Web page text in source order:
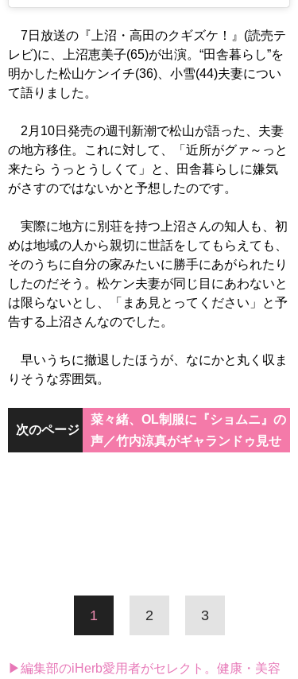
7日放送の『上沼・高田のクギズケ！』(読売テ
レビ)に、上沼恵美子(65)が出演。“田舎暮らし”を
明かした松山ケンイチ(36)、小雪(44)夫妻につい
て語りました。
2月10日発売の週刊新潮で松山が語った、夫妻
の地方移住。これに対して、「近所がグァ～っと
来たら うっとうしくて」と、田舎暮らしに嫌気
がさすのではないかと予想したのです。
実際に地方に別荘を持つ上沼さんの知人も、初
めは地域の人から親切に世話をしてもらえても、
そのうちに自分の家みたいに勝手にあがられたり
したのだそう。松ケン夫妻が同じ目にあわないと
は限らないとし、「まあ見とってください」と予
告する上沼さんなのでした。
早いうちに撤退したほうが、なにかと丸く収ま
りそうな雰囲気。
次のページ
菜々緒、OL制服に『ショムニ』の
声／竹内涼真がギャランドゥ見せ
1 2 3
▶編集部のiHerb愛用者がセレクト。健康・美容